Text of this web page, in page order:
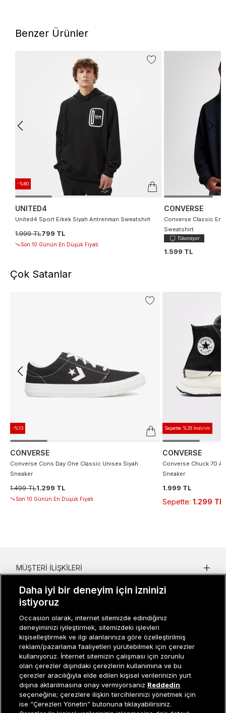
Benzer Ürünler
-%60
UNITED4
United4 Sport Erkek Siyah Antrenman Sweatshirt
1.999 TL799 TL
Son 10 Günün En Düşük Fiyatı
CONVERSE
Converse Classic
Sweatshirt
1.599 TL
Çok Satanlar
-%13
CONVERSE
Converse Cons Day One Classic Unisex Siyah
Sneaker
1.499 TL1.299 TL
Son 10 Günün En Düşük Fiyatı
Sepette %35 İndirim
CONVERSE
Converse Chuck 70
Sneaker
1.999 TL
Sepette: 1.299 TL
Müşteri İlişkileri0 850 800 01 20
MÜŞTERI İLIŞKILERI
KURUMSAL
KADIN KATEGORILER
GRUP MARKALAR
ERKEK KATEGORILER
Daha iyi bir deneyim için izninizi
istiyoruz
Occasion olarak, internet sitemizde edindiğiniz
deneyiminizi iyileştirmek, sitemizdeki işlevleri
kişiselleştirmek ve ilgi alanlarınıza göre özelleştirilmiş
reklam/pazarlama faaliyetleri yürütebilmek için çerezler
kullanıyoruz. İnternet sitemizin çalışması için zorunlu
olan çerezler dışındaki çerezlerin kullanımına ve bu
çerezler aracılığıyla elde edilen kişisel verilerinizin yurt
dışına aktarılmasına onay vermiyorsanız Reddedin
seçeneğine; çerezlere ilişkin tercihlerinizi yönetmek için
ise “Çerezleri Yönetin” butonuna tıklayabilirsiniz.